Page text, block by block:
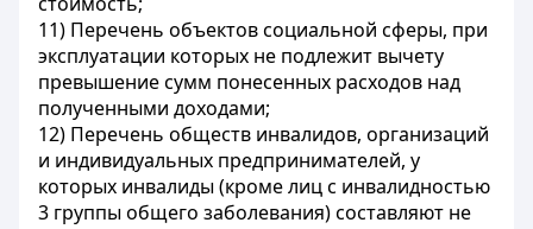
11) Перечень объектов социальной сферы, при
эксплуатации которых не подлежит вычету
превышение сумм понесенных расходов над
полученными доходами;
12) Перечень обществ инвалидов, организаций
и индивидуальных предпринимателей, у
которых инвалиды (кроме лиц с инвалидностью
3 группы общего заболевания) составляют не